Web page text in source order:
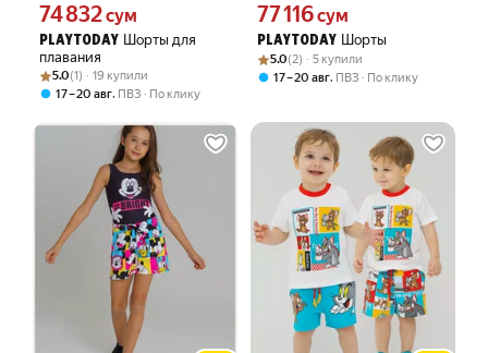
PLAYTODAY Шорты для
плавания
Цена 74832 сум вместо
74 832сум
Рейтинг товара: 5.0 из 5
Оценок: (1) · 19 купили
5.0(1) · 19 купили
17 – 20 авг, ПВЗ По клику
PLAYTODAY Шорты
Цена 77116 сум вместо
77 116сум
Рейтинг товара: 5.0 из 5
Оценок: (2) · 5 купили
5.0(2) · 5 купили
17 – 20 авг, ПВЗ По клику